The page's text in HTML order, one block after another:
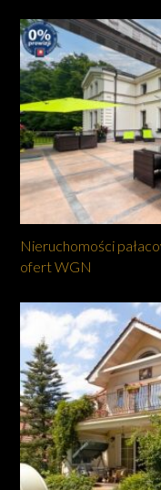
Nieruchomości
ofert WGN